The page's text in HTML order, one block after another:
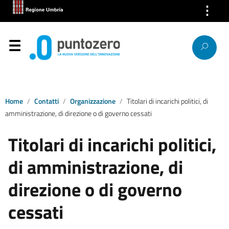
⋮
Chi Siamo
Servizi
News
Link
Home Contatti Organizzazione
Titolari di incarichi politici, di
amministrazione, di direzione o di governo cessati
Titolari di incarichi politici,
di amministrazione, di
direzione o di governo
cessati